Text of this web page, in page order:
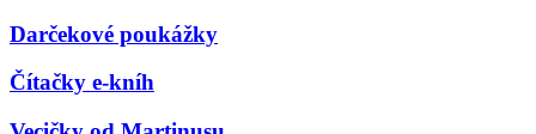
Darčekové poukážky
Čítačky e-kníh